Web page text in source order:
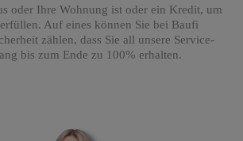
oder Ihre Wohnung ist oder ein Kredit, um
Auf eines können Sie bei Baufi
zählen, dass Sie all unsere Service-
bis zum Ende zu 100% erhalten.